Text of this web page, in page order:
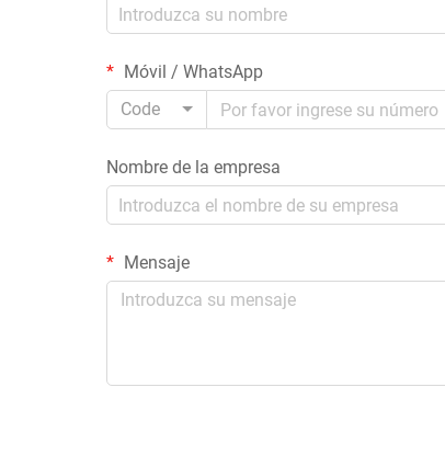
Móvil / WhatsApp
Code
Nombre de la empresa
Mensaje